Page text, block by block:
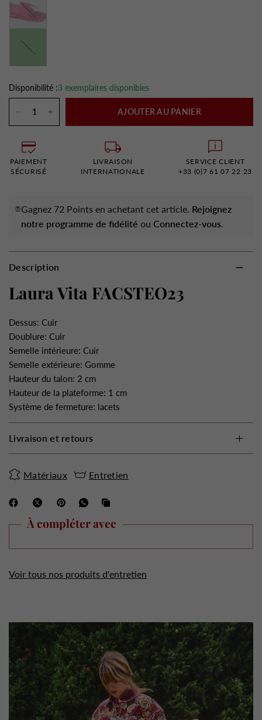
Disponibilité :3 exemplaires disponibles
AJOUTER AU PANIER
PAIEMENT
SÉCURISÉ
LIVRAISON
INTERNATIONALE
SERVICE CLIENT
+33 (0)7 61 07 22 23
Gagnez 72 Points en achetant cet article. Rejoignez
notre programme de fidélité ouConnectez-vous.
Description
Laura Vita FACSTEO23
Dessus: Cuir
Doublure: Cuir
Semelle intérieure: Cuir
Semelle extérieure: Gomme
Hauteur du talon: 2 cm
Hauteur de la plateforme: 1 cm
Système de fermeture: lacets
Livraison et retours
Matériaux Entretien
À compléter avec
Voir tous nos produits d'entretien